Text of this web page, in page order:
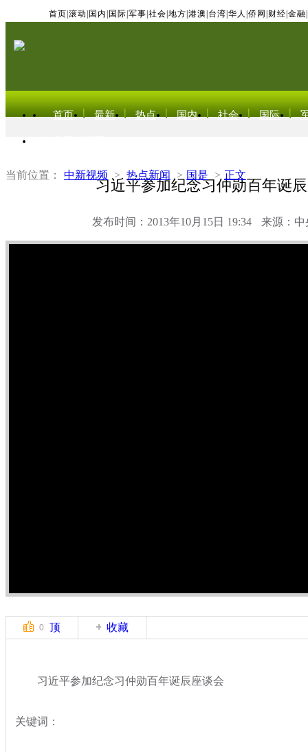
首页 滚动 国内 国际 军事 社会 地方 港澳 台湾 华人 侨网 财经 金融
首页 最新 热点 国内 社会 国际
当前位置： 中新视频 > 热点新闻 > 国是 > 正文
习近平参加纪念习仲勋百年诞
发布时间：2013年10月15日 19:34 来源：中
0 顶 收藏
习近平参加纪念习仲勋百年诞辰座谈会
关键词：